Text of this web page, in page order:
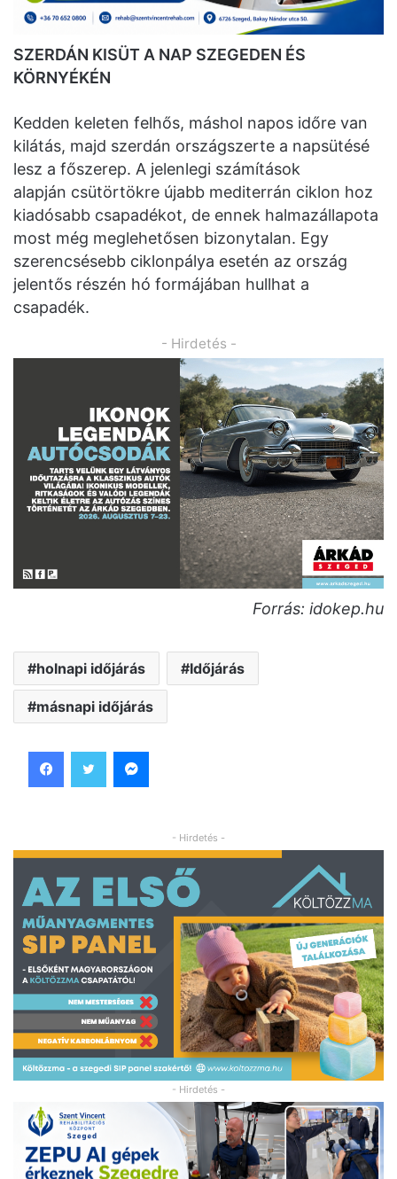
SZERDÁN KISÜT A NAP SZEGEDEN ÉS
KÖRNYÉKÉN
Kedden keleten felhős, máshol napos időre van
kilátás, majd szerdán országszerte a napsütésé
lesz a főszerep. A jelenlegi számítások
alapján csütörtökre újabb mediterrán ciklon hoz
kiadósabb csapadékot, de ennek halmazállapota
most még meglehetősen bizonytalan. Egy
szerencsésebb ciklonpálya esetén az ország
jelentős részén hó formájában hullhat a
csapadék.
- Hirdetés -
Forrás: idokep.hu
holnapi időjárás Időjárás
másnapi időjárás
- Hirdetés -
- Hirdetés -